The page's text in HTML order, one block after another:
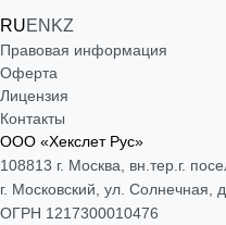
RUEN KZ
Правовая информация
Оферта
Лицензия
Контакты
ООО «Хекслет Рус»
108813 г. Москва, вн.тер.г.
г. Московский, ул.
ОГРН 1217300010476